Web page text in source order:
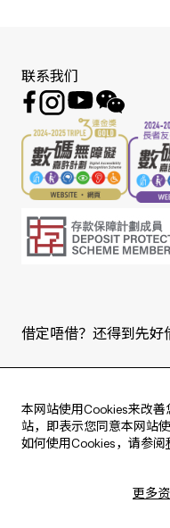
本网站使用Cookies来改善
站，即表示您同意本网站
如何使用Cookies，请参阅
更多
联系我们
借定唔借？还得到先好
Live every